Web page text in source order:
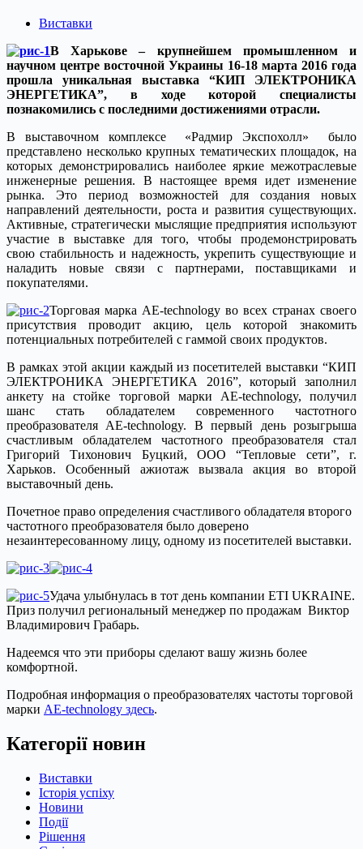
Виставки
В Харькове – крупнейшем промышленном и
научном центре восточной Украины 16-18 марта 2016 года
прошла уникальная выставка “КИП ЭЛЕКТРОНИКА
ЭНЕРГЕТИКА”, в ходе которой специалисты
познакомились с последними достижениями отрасли.
В выставочном комплексе «Радмир Экспохолл» было
представлено несколько крупных тематических площадок, на
которых демонстрировались наиболее яркие межотраслевые
инженерные решения. В настоящее время идет изменение
рынка. Это период возможностей для создания новых
направлений деятельности, роста и развития существующих.
Активные, стратегически мыслящие предприятия используют
участие в выставке для того, чтобы продемонстрировать
свою стабильность и надежность, укрепить существующие и
наладить новые связи с партнерами, поставщиками и
покупателями.
Торговая марка АЕ-technology во всех странах своего
присутствия проводит акцию, цель которой знакомить
потенциальных потребителей с гаммой своих продуктов.
В рамках этой акции каждый из посетителей выставки “КИП
ЭЛЕКТРОНИКА ЭНЕРГЕТИКА 2016”, который заполнил
анкету на стойке торговой марки АЕ-technology, получил
шанс стать обладателем современного частотного
преобразователя АЕ-technology. В первый день розыгрыша
счастливым обладателем частотного преобразователя стал
Григорий Тихонович Буцкий, ООО “Тепловые сети”, г.
Харьков. Особенный ажиотаж вызвала акция во второй
выставочный день.
Почетное право определения счастливого обладателя второго
частотного преобразователя было доверено
незаинтересованному лицу, одному из посетителей выставки.
Удача улыбнулась в тот день компании ETI UKRAINE.
Приз получил региональный менеджер по продажам Виктор
Владимирович Грабарь.
Надеемся что эти приборы сделают вашу жизнь более
комфортной.
Подробная информация о преобразователях частоты торговой
марки АЕ-technology здесь.
Категорії новин
Виставки
Історія успіху
Новини
Події
Рішення